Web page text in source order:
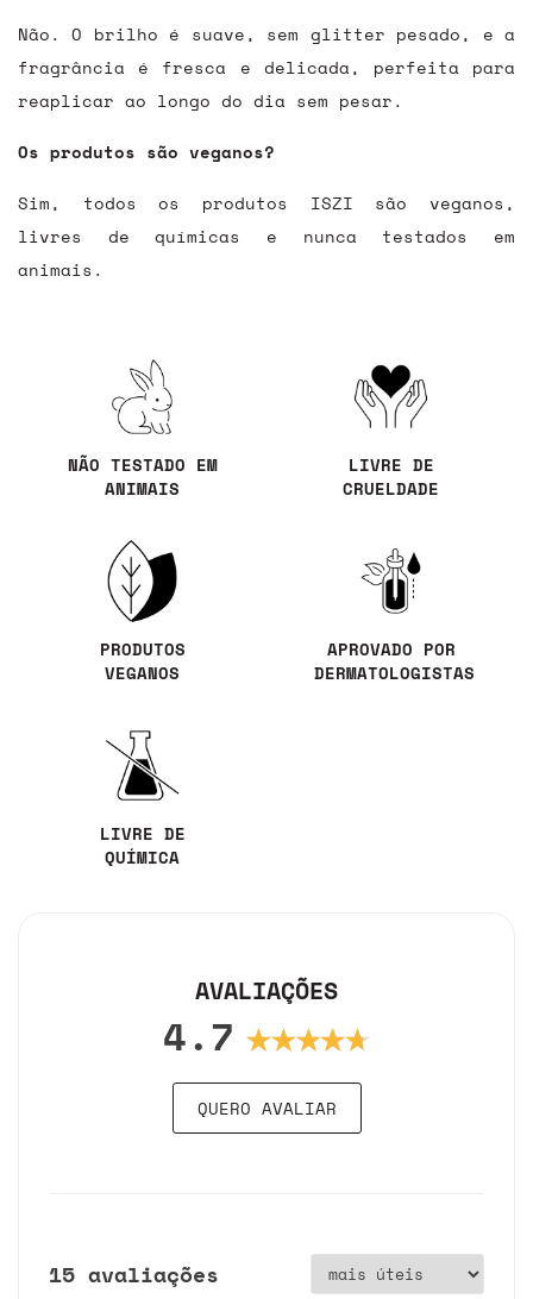
NÃO TESTADO EM
ANIMAIS
LIVRE DE
CRUELDADE
PRODUTOS
VEGANOS
APROVADO POR
DERMATOLOGISTAS
LIVRE DE
QUÍMICA
Não. O brilho é suave, sem glitter pesado, e a
fragrância é fresca e delicada, perfeita para
reaplicar ao longo do dia sem pesar.
Os produtos são veganos?
Sim, todos os produtos ISZI são veganos,
livres de químicas e nunca testados em
animais.
AVALIAÇÕES
4.7
QUERO AVALIAR
15 avaliações